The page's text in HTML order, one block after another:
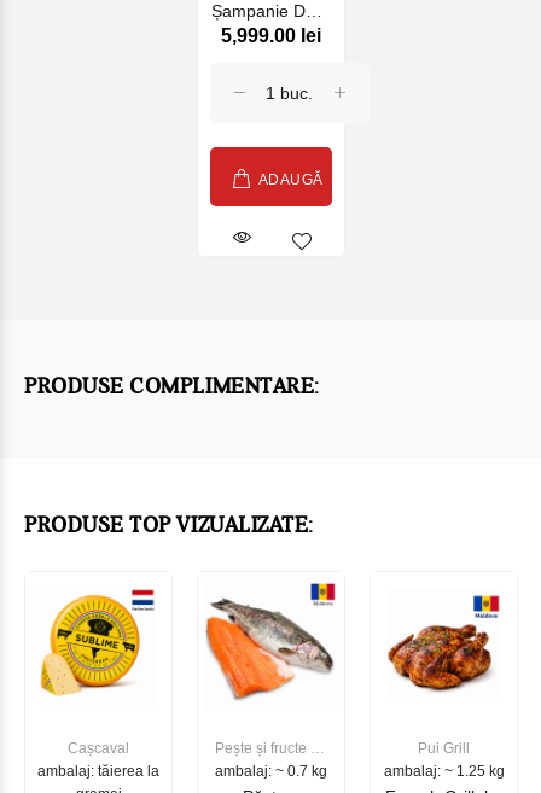
Șampanie Dom
Pérignon cu
0.75L
5,999.00 lei
ADAUGĂ
PRODUSE COMPLIMENTARE:
PRODUSE TOP VIZUALIZATE:
Cașcaval
ambalaj: tăierea la
Pește și fructe de
mare
ambalaj: ~ 0.7 kg
Pui Grill
ambalaj: ~ 1.25 kg